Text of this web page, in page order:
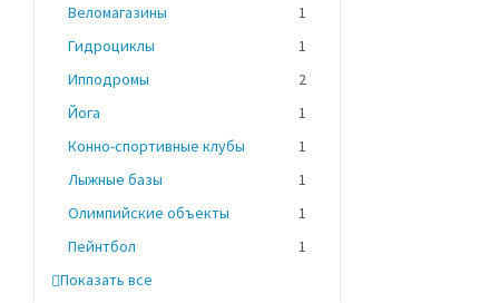
Веломагазины
1
Гидроциклы
1
Ипподромы
2
Йога
1
Конно-спортивные клубы
1
Лыжные базы
1
Олимпийские объекты
1
Пейнтбол
1
Показать все